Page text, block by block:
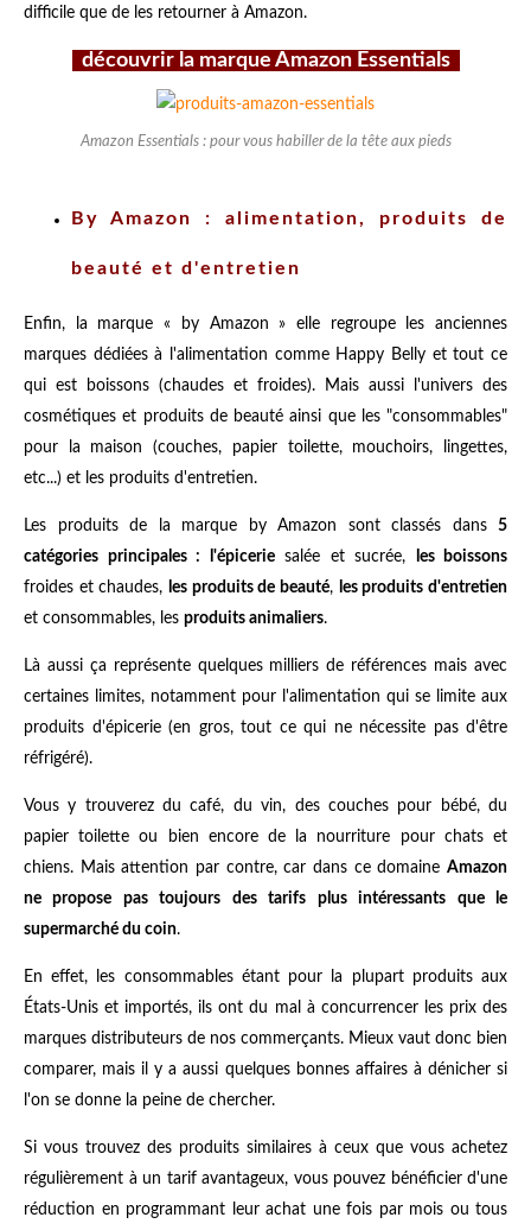
difficile que de les retourner à Amazon.
découvrir la marque Amazon Essentials
Amazon Essentials : pour vous habiller de la tête aux pieds
By Amazon : alimentation, produits de
beauté et d'entretien
Enfin, la marque « by Amazon » elle regroupe les anciennes
marques dédiées à l'alimentation comme Happy Belly et tout ce
qui est boissons (chaudes et froides). Mais aussi l'univers des
cosmétiques et produits de beauté ainsi que les "consommables"
pour la maison (couches, papier toilette, mouchoirs, lingettes,
etc...) et les produits d'entretien.
Les produits de la marque by Amazon sont classés dans 5
catégories principales : l'épiceriesalée et sucrée,
les boissons
froides et chaudes, les produits de beauté, les produits d'entretien
et consommables, les produits animaliers.
Là aussi ça représente quelques milliers de références mais avec
certaines limites, notamment pour l'alimentation qui se limite aux
produits d'épicerie (en gros, tout ce qui ne nécessite pas d'être
réfrigéré).
Vous y trouverez du café, du vin, des couches pour bébé, du
papier toilette ou bien encore de la nourriture pour chats et
chiens. Mais attention par contre, car dans ce domaine Amazon
ne propose pas toujours des tarifs plus intéressants que le
supermarché du coin.
En effet, les consommables étant pour la plupart produits aux
États-Unis et importés, ils ont du mal à concurrencer les prix des
marques distributeurs de nos commerçants. Mieux vaut donc bien
comparer, mais il y a aussi quelques bonnes affaires à dénicher si
l'on se donne la peine de chercher.
Si vous trouvez des produits similaires à ceux que vous achetez
régulièrement à un tarif avantageux, vous pouvez bénéficier d'une
réduction en programmant leur achat une fois par mois ou tous